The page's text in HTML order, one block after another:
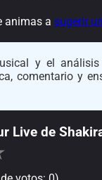
animas a sugerir
y el
comentario y
Live de